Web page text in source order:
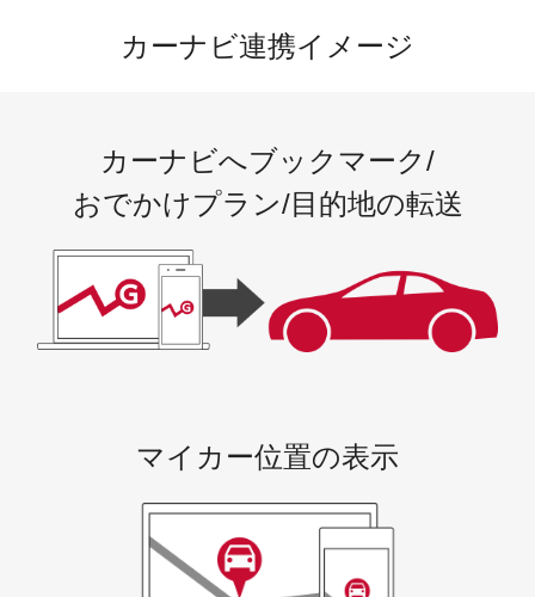
カーナビ連携イメージ
カーナビへブックマーク/
おでかけプラン/目的地の転送
マイカー位置の表示